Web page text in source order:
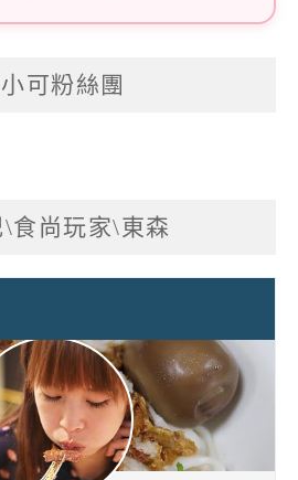
可粉絲團
食尚玩家\東森